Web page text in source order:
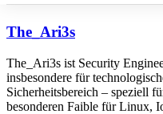
The_Ari3s
The_Ari3s ist Security
insbesondere für
Sicherheitsbereich – speziell
besonderen Faible für Linux,